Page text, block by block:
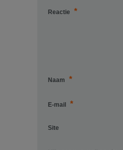
Reactie *
Naam *
E-mail *
Site